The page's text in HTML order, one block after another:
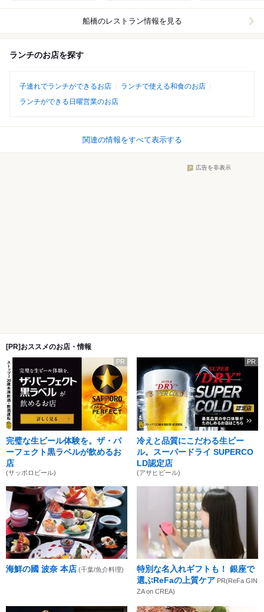
船橋のレストラン情報を見る
ランチのお店を探す
子連れでランチができるお店
ランチで使える和食のお店
ランチができる日曜営業のお店
関連の情報をすべて表示する
広告を非表示
[PR]おススメのお店・情報
PR
完璧な生ビール体験を。ザ・パ
ーフェクト黒ラベルが飲めるお
店
(サッポロビール)
PR
冷えと品質にこだわる生ビー
ル。スーパードライ SUPERCO
LD認定店
(アサヒビール)
海鮮の國 波奈 本店 (千葉/魚介料理)
特別な名入れギフトも！ 銀座で
選ぶReFaの上質ケア PR(ReFa GIN
ZA on CREA)